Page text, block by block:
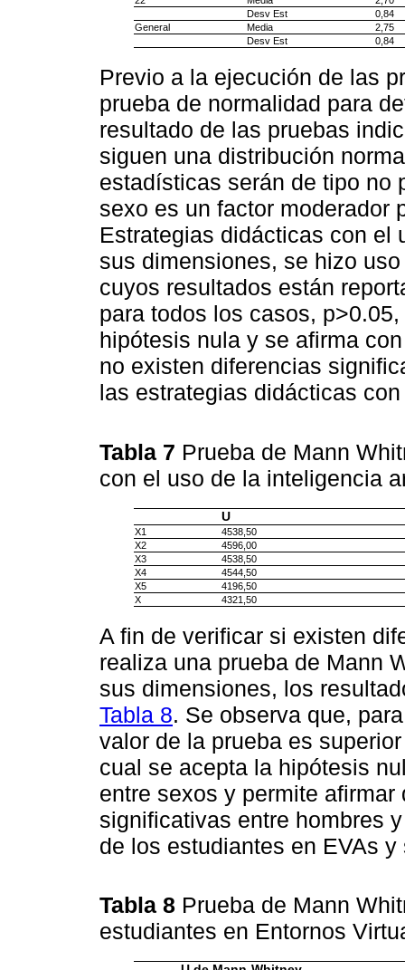
Desv Est
0,84
General
Media
2,75
Desv Est
0,84
Previo a la ejecución de las
prueba de normalidad para
resultado de las pruebas
siguen una distribución
estadísticas serán de tipo no
sexo es un factor moderador
Estrategias didácticas con el
sus dimensiones, se hizo
cuyos resultados están
para todos los casos,
hipótesis nula y se afirma
no existen diferencias
las estrategias didácticas
Tabla 7 Prueba de Mann
con el uso de la inteligencia
U
X1
4538,50
X2
4596,00
X3
4538,50
X4
4544,50
X5
4196,50
X
4321,50
A fin de verificar si existen
realiza una prueba de Mann
sus dimensiones, los
Tabla 8. Se observa que,
valor de la prueba es
cual se acepta la hipótesis
entre sexos y permite
significativas entre hombres
de los estudiantes en EVAs
Tabla 8 Prueba de Mann
estudiantes en Entornos